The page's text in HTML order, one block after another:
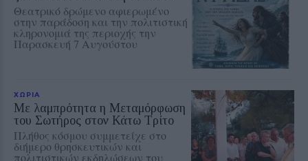
Θεατρικό δρώμενο αφιερωμένο
στην παράδοση και την πολιτιστική
κληρονομιά της περιοχής την
Παρασκευή 7 Αυγούστου
ΧΩΡΙΑ
Με λαμπρότητα η Μεταμόρφωση
του Σωτήρος στον Κάτω Τρίτο
Πλήθος κόσμου συμμετείχε στο
διήμερο θρησκευτικών και
πολιτιστικών εκδηλώσεων του